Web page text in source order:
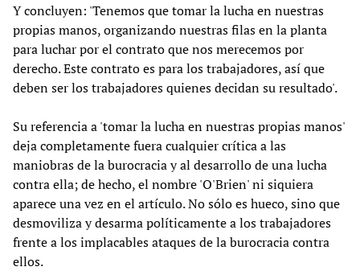
Y concluyen: 'Tenemos que tomar la lucha en nuestras
propias manos, organizando nuestras filas en la planta
para luchar por el contrato que nos merecemos por
derecho. Este contrato es para los trabajadores, así que
deben ser los trabajadores quienes decidan su resultado'.
Su referencia a 'tomar la lucha en nuestras propias manos'
deja completamente fuera cualquier crítica a las
maniobras de la burocracia y al desarrollo de una lucha
contra ella; de hecho, el nombre 'O'Brien' ni siquiera
aparece una vez en el artículo. No sólo es hueco, sino que
desmoviliza y desarma políticamente a los trabajadores
frente a los implacables ataques de la burocracia contra
ellos.